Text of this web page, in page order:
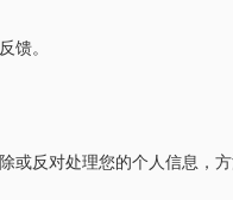
馈。
或反对处理您的个人信息，